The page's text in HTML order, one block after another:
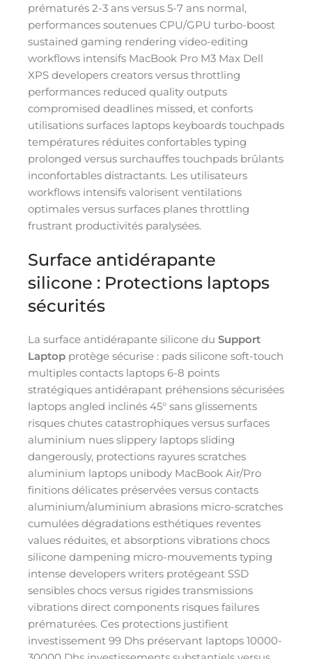
prématurés 2-3 ans versus 5-7 ans normal,
performances soutenues CPU/GPU turbo-boost
sustained gaming rendering video-editing
workflows intensifs MacBook Pro M3 Max Dell
XPS developers creators versus throttling
performances reduced quality outputs
compromised deadlines missed, et conforts
utilisations surfaces laptops keyboards touchpads
températures réduites confortables typing
prolonged versus surchauffes touchpads brûlants
inconfortables distractants. Les utilisateurs
workflows intensifs valorisent ventilations
optimales versus surfaces planes throttling
frustrant productivités paralysées.
Surface antidérapante
silicone : Protections laptops
sécurités
La surface antidérapante silicone du Support
Laptop protège sécurise : pads silicone soft-touch
multiples contacts laptops 6-8 points
stratégiques antidérapant préhensions sécurisées
laptops angled inclinés 45° sans glissements
risques chutes catastrophiques versus surfaces
aluminium nues slippery laptops sliding
dangerously, protections rayures scratches
aluminium laptops unibody MacBook Air/Pro
finitions délicates préservées versus contacts
aluminium/aluminium abrasions micro-scratches
cumulées dégradations esthétiques reventes
values réduites, et absorptions vibrations chocs
silicone dampening micro-mouvements typing
intense developers writers protégeant SSD
sensibles chocs versus rigides transmissions
vibrations direct components risques failures
prématurées. Ces protections justifient
investissement 99 Dhs préservant laptops 10000-